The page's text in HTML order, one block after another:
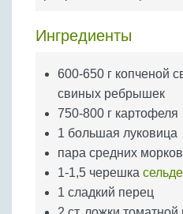
Яйца
Ингредиенты
600-650 г копченой
свиных ребрышек
750-800 г картофеля
1 большая луковица
пара средних
1-1,5 черешка
1 сладкий перец